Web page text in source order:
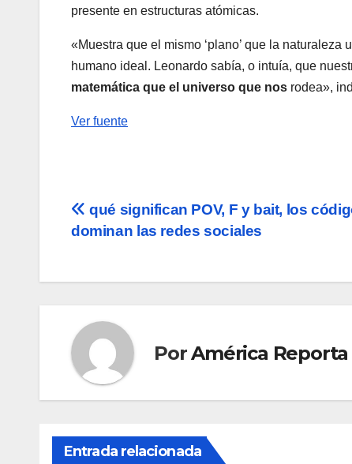
presente en estructuras atómicas.
«Muestra que el mismo ‘plano’ que la
humano ideal. Leonardo sabía, o intuía, que
matemática que el universo que nos rodea»,
Ver fuente
Navegación
entradas
qué significan POV, F y bait, los
dominan las redes sociales
PorAmérica Reporta
Entrada relacionada